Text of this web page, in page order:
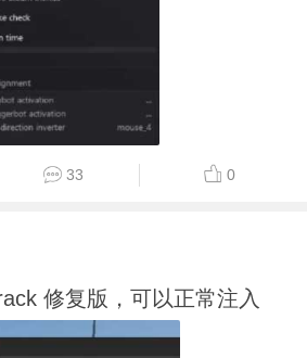
33 0
修复版，可以正常注入